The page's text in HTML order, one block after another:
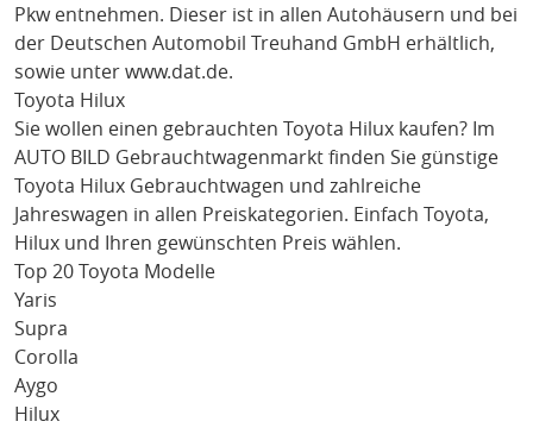
Pkw entnehmen. Dieser ist in allen Autohäusern und bei
der Deutschen Automobil Treuhand GmbH erhältlich,
sowie unter www.dat.de.
Toyota Hilux
Sie wollen einen gebrauchten Toyota Hilux kaufen? Im
AUTO BILD Gebrauchtwagenmarkt finden Sie günstige
Toyota Hilux Gebrauchtwagen und zahlreiche
Jahreswagen in allen Preiskategorien. Einfach Toyota,
Hilux und Ihren gewünschten Preis wählen.
Top 20 Toyota Modelle
Yaris
Supra
Corolla
Aygo
Hilux